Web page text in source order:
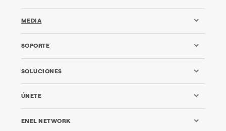
MEDIA
SOPORTE
SOLUCIONES
ÚNETE
ENEL NETWORK